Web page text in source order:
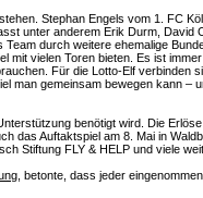
Stephan Engels vom 1. FC
unter anderem Erik Durm, David
durch weitere ehemalige
mit vielen Toren bieten. Es ist
Für die Lotto-Elf verbinden
man gemeinsam bewegen kann –
benötigt wird. Die
das Auftaktspiel am 8. Mai in
Stiftung FLY & HELP und viele
, betonte, dass jeder